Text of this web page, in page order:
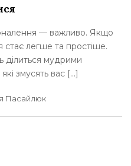
— важливо. Якщо
стає легше та простіше.
мудрими
змусять вас […]
Пасайлюк